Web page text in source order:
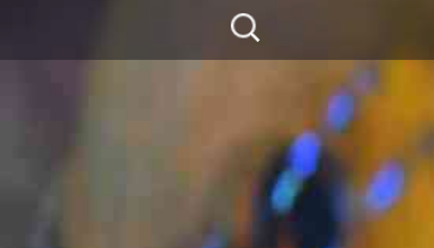
検
索:
コ
ン
テ